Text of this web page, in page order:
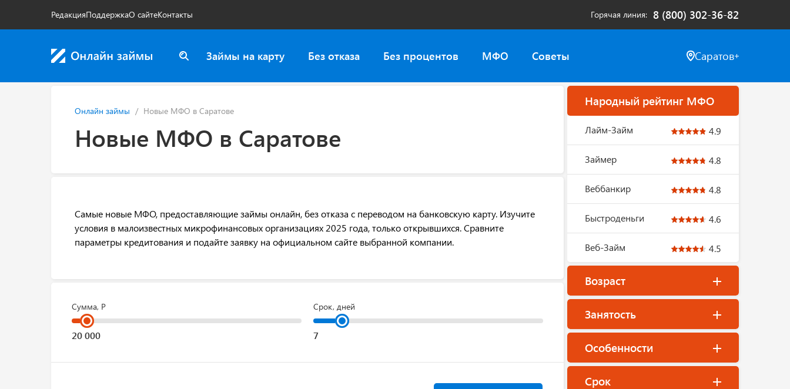
РедакцияПоддержкаО сайтеКонтакты Горячая линия 8 (800) 302-36-82
Займы на карту Без отказа Без процентов МФО Советы Саратов
Онлайн займы Новые МФО в Саратове
Новые МФО в Саратове
Самые новые МФО, предоставляющие займы онлайн, без отказа с переводом на банковскую карту. Изучите
условия в малоизвестных микрофинансовых организациях 2025 года, только открывшихся. Сравните
параметры кредитования и подайте заявку на официальном сайте выбранной компании.
Сумма, Р Срок, дней
Народный рейтинг МФО
Лайм-Займ 4.9
Займер 4.8
Веббанкир 4.8
Быстроденьги 4.6
Веб-Займ 4.5
Возраст
Занятость
Особенности
Срок